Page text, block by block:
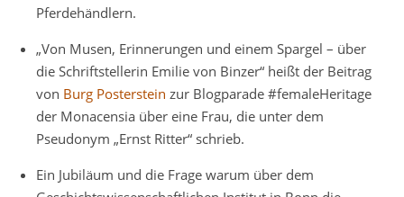
Pferdehändlern.
„Von Musen, Erinnerungen und einem Spargel – über
die Schriftstellerin Emilie von Binzer“ heißt der Beitrag
von Burg Posterstein zur Blogparade #femaleHeritage
der Monacensia über eine Frau, die unter dem
Pseudonym „Ernst Ritter“ schrieb.
Ein Jubiläum und die Frage warum über dem